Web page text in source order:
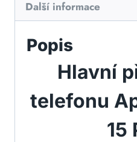
Další informace
Popis
Hlavní
telefonu
15